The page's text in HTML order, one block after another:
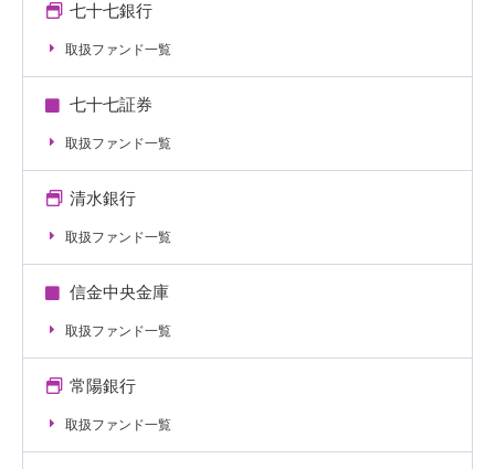
七十七銀行
取扱ファンド一覧
七十七証券
取扱ファンド一覧
清水銀行
取扱ファンド一覧
信金中央金庫
取扱ファンド一覧
常陽銀行
取扱ファンド一覧